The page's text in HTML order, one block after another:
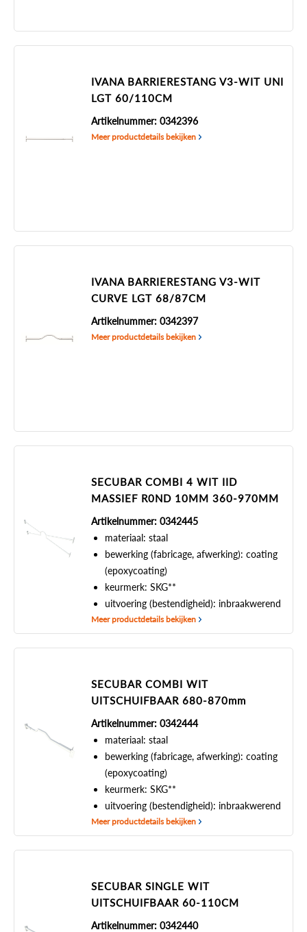
IVANA BARRIERESTANG V3-WIT UNI
LGT 60/110CM
Artikelnummer: 0342396
Meer productdetails bekijken
IVANA BARRIERESTANG V3-WIT
CURVE LGT 68/87CM
Artikelnummer: 0342397
Meer productdetails bekijken
SECUBAR COMBI 4 WIT IID
MASSIEF R0ND 10MM 360-970MM
Artikelnummer: 0342445
materiaal: staal
bewerking (fabricage, afwerking): coating
(epoxycoating)
keurmerk: SKG**
uitvoering (bestendigheid): inbraakwerend
Meer productdetails bekijken
SECUBAR COMBI WIT
UITSCHUIFBAAR 680-870mm
Artikelnummer: 0342444
materiaal: staal
bewerking (fabricage, afwerking): coating
(epoxycoating)
keurmerk: SKG**
uitvoering (bestendigheid): inbraakwerend
Meer productdetails bekijken
SECUBAR SINGLE WIT
UITSCHUIFBAAR 60-110CM
Artikelnummer: 0342440